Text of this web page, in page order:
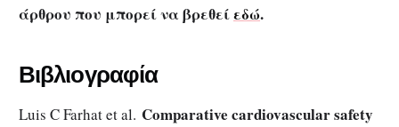
άρθρου που μπορεί να βρεθείεδώ.
Βιβλιογραφία
Luis C Farhat et al. Comparative cardiovascular safety